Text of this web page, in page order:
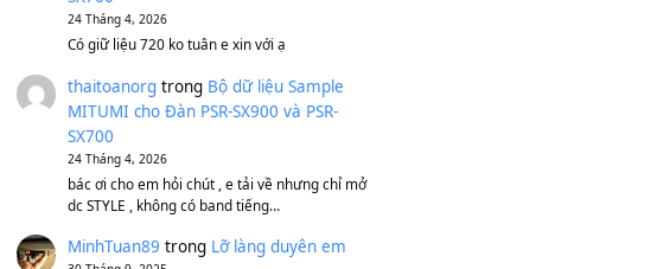
Bộ mạch phím Pa600 Pa300 Pa700
Cũ
MinhTuan89trong[CHIA SẺ] Bộ Dữ Liệu
– Sample MITUMI V1 Cho Đàn Yamaha
S750, S950
11 Tháng 7, 2026
https://vietkeyboard.vn/bo-du-lieu-sample-
mitumi-cho-dan-psr-sx900-psr-sx700/